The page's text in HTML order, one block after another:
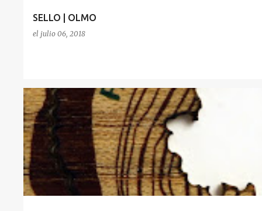
SELLO | OLMO
el julio 06, 2018
FLORA